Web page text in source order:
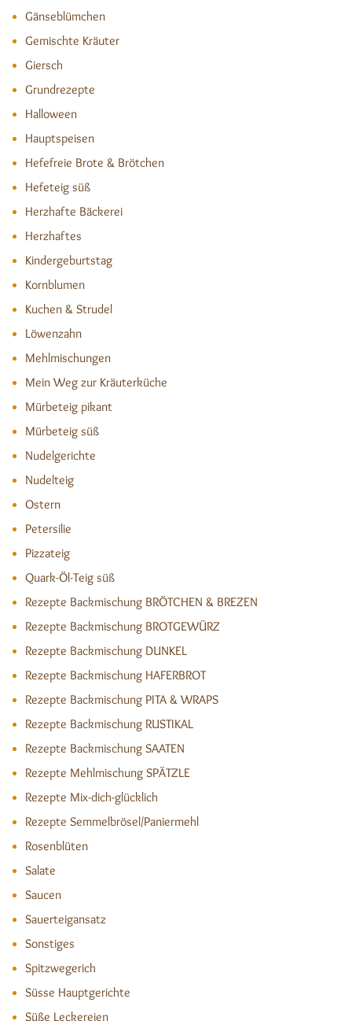
Gänseblümchen
Gemischte Kräuter
Giersch
Grundrezepte
Halloween
Hauptspeisen
Hefefreie Brote & Brötchen
Hefeteig süß
Herzhafte Bäckerei
Herzhaftes
Kindergeburtstag
Kornblumen
Kuchen & Strudel
Löwenzahn
Mehlmischungen
Mein Weg zur Kräuterküche
Mürbeteig pikant
Mürbeteig süß
Nudelgerichte
Nudelteig
Ostern
Petersilie
Pizzateig
Quark-Öl-Teig süß
Rezepte Backmischung BRÖTCHEN & BREZEN
Rezepte Backmischung BROTGEWÜRZ
Rezepte Backmischung DUNKEL
Rezepte Backmischung HAFERBROT
Rezepte Backmischung PITA & WRAPS
Rezepte Backmischung RUSTIKAL
Rezepte Backmischung SAATEN
Rezepte Mehlmischung SPÄTZLE
Rezepte Mix-dich-glücklich
Rezepte Semmelbrösel/Paniermehl
Rosenblüten
Salate
Saucen
Sauerteigansatz
Sonstiges
Spitzwegerich
Süsse Hauptgerichte
Süße Leckereien